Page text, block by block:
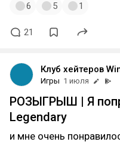
6 5 1
21
Клуб хейтеров
Игры 1 июля
РОЗЫГРЫШ | Я
Legendary
и мне очень